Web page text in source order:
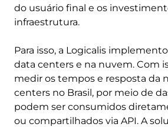
do usuário final e os
infraestrutura.
Para isso, a Logicalis
data centers e na nuvem. Com
medir os tempos e resposta da
centers no Brasil, por meio de
podem ser consumidos
ou compartilhados via API. A